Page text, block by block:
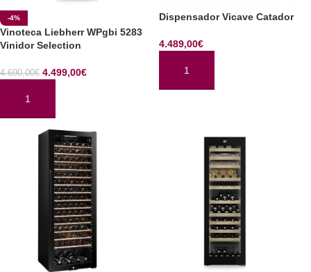
-4%
Vinoteca Liebherr WPgbi 5283
Vinidor Selection
4.690,00€ 4.499,00€
AÑADIR AL CARRITO
Dispensador Vicave Catador
4.489,00€
AÑADIR AL CARRITO